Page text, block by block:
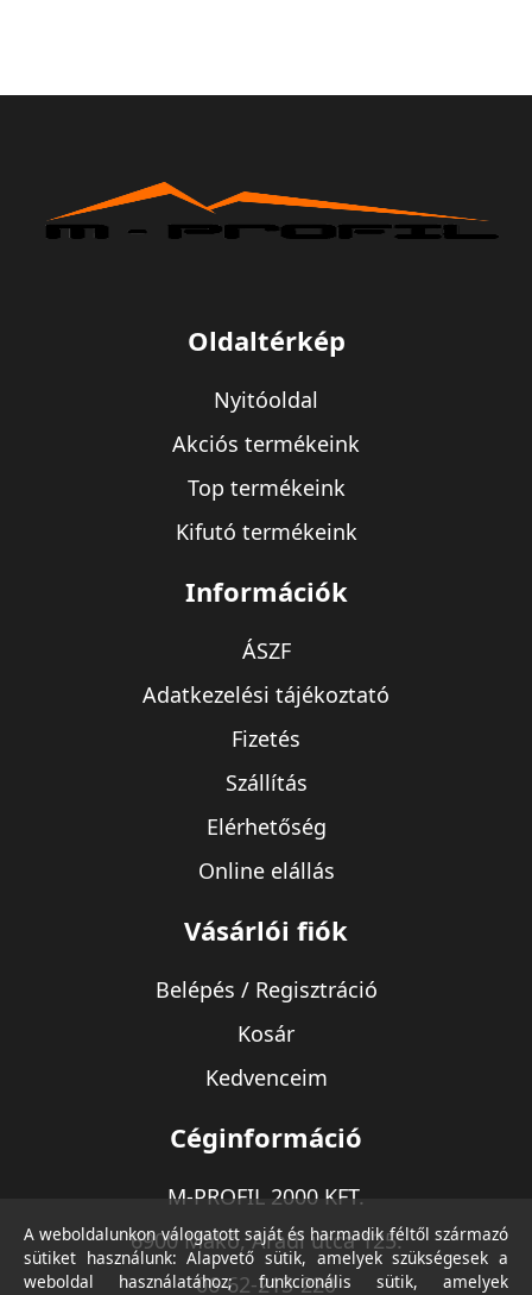
Oldaltérkép
Nyitóoldal
Akciós termékeink
Top termékeink
Kifutó termékeink
Információk
ÁSZF
Adatkezelési tájékoztató
Fizetés
Szállítás
Elérhetőség
Online elállás
Vásárlói fiók
Belépés / Regisztráció
Kosár
Kedvenceim
Céginformáció
M-PROFIL 2000 KFT.
6900 Makó, Aradi utca 125.
06-62-213-220
A weboldalunkon válogatott saját és harmadik féltől származó
sütiket használunk: Alapvető sütik, amelyek szükségesek a
weboldal használatához; funkcionális sütik, amelyek